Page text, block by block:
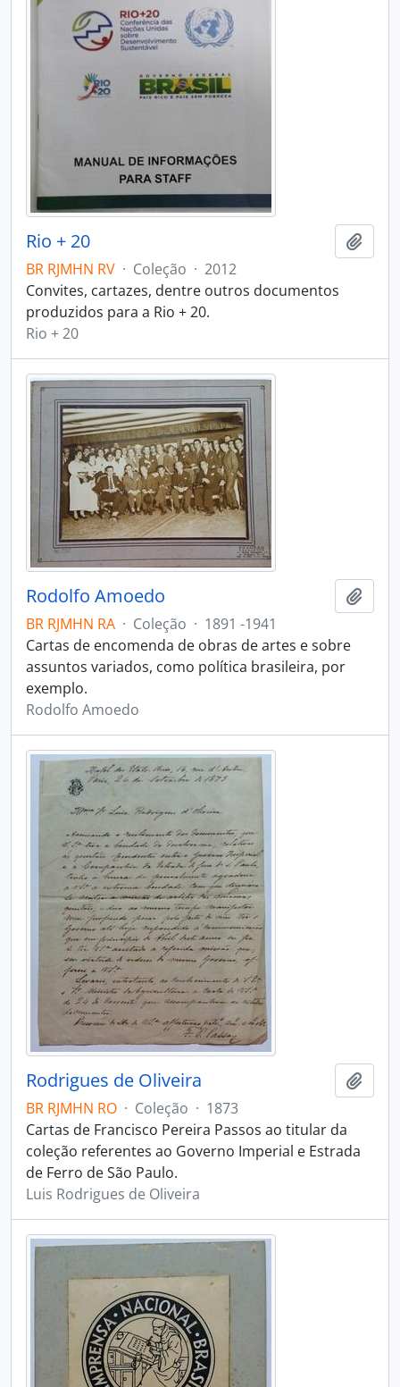
Rio + 20
BR RJMHN RV · Coleção · 2012
Convites, cartazes, dentre outros documentos
produzidos para a Rio + 20.
Rio + 20
Rodolfo Amoedo
BR RJMHN RA · Coleção · 1891 -1941
Cartas de encomenda de obras de artes e sobre
assuntos variados, como política brasileira, por
exemplo.
Rodolfo Amoedo
Rodrigues de Oliveira
BR RJMHN RO · Coleção · 1873
Cartas de Francisco Pereira Passos ao titular da
coleção referentes ao Governo Imperial e Estrada
de Ferro de São Paulo.
Luis Rodrigues de Oliveira